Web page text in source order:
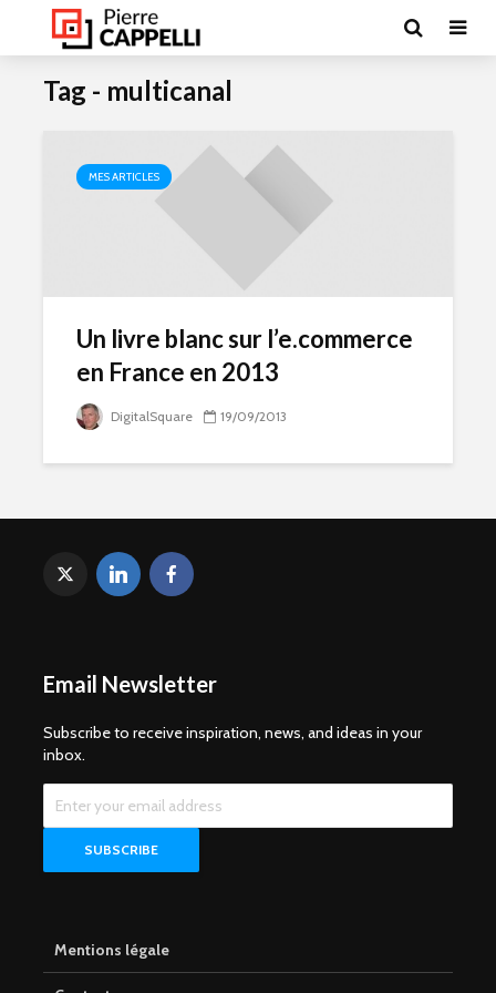
Tag - multicanal
MES ARTICLES
Un livre blanc sur l’e.commerce
en France en 2013
DigitalSquare 19/09/2013
Email Newsletter
Subscribe to receive inspiration, news, and ideas in your
inbox.
Mentions légale